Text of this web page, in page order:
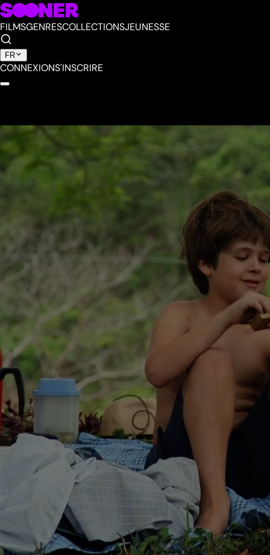
FILMSGENRESCOLLECTIONSJEUNESSE
FR
CONNEXIONS'INSCRIRE